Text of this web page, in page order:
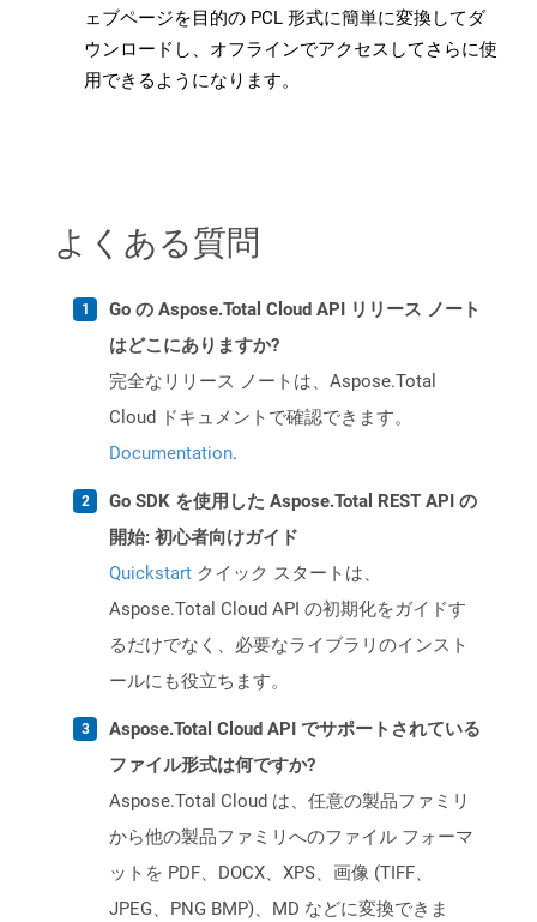
ェブページを目的の PCL 形式に簡単に変換してダ
ウンロードし、オフラインでアクセスしてさらに使
用できるようになります。
よくある質問
Go の Aspose.Total Cloud API リリース ノート
はどこにありますか?
完全なリリース ノートは、Aspose.Total
Cloud ドキュメントで確認できます。
Documentation.
Go SDK を使用した Aspose.Total REST API の
開始: 初心者向けガイド
Quickstart クイック スタートは、
Aspose.Total Cloud API の初期化をガイドす
るだけでなく、必要なライブラリのインスト
ールにも役立ちます。
Aspose.Total Cloud API でサポートされている
ファイル形式は何ですか?
Aspose.Total Cloud は、任意の製品ファミリ
から他の製品ファミリへのファイル フォーマ
ットを PDF、DOCX、XPS、画像 (TIFF、
JPEG、PNG BMP)、MD などに変換できま